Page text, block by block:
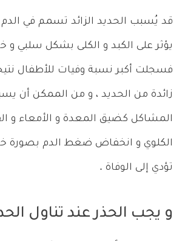
قد يُسبب الحديد الزائد تسمم في الدم
يؤثر على الكبد و الكلى بشكل سلبي
فسجلت أكبر نسبة وفيات للأطفال
زائدة من الحديد ، و من الممكن أن
المشاكل كضيق المعدة و الأمعاء و
الكلوي و انخفاض ضغط الدم بصورة
تؤدي إلى الوفاة .
و يجب الحذر عند تناول